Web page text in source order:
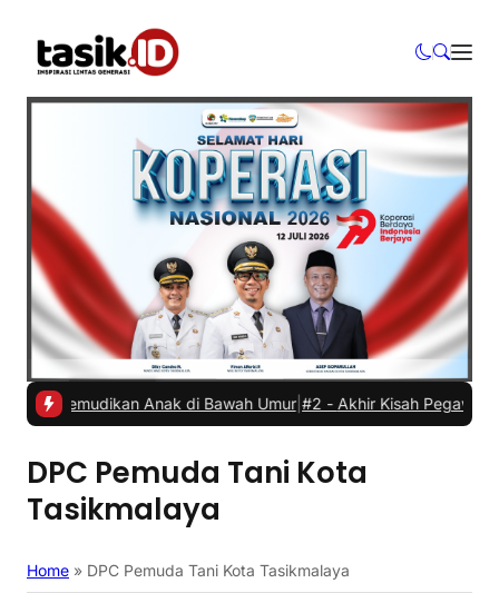
Anak di Bawah Umur |#2 -Akhir Kisah Pegawai RSUD
DPC Pemuda Tani Kota
Tasikmalaya
Home » DPC Pemuda Tani Kota Tasikmalaya